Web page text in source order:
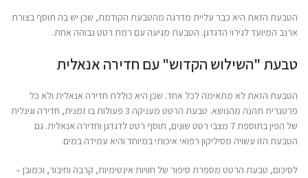
הטבעת הזאת היא כבר עליית מדרגה מהטבעת הקודמת, שכן יש בה תוסף בצורת
ארנב המיועד לגירוי הדגדגן. הטבעת מגיעה עם רמת רטט גבוהה אחת.
טבעת "השילוש הקדוש" עם חדירה אנאלית
הטבעת הזאת לא מתאימה לכל אחד. שכן היא כוללת חדירה אנאלית ולא כל
פרטנרית תהנה מהנושא. טבעת הרטט מעניקה 3 פעולות בו זמנית, חדירה וגינלית
של הפין בתוספת 7 מצבי רטט שונים, תוסף רטט לדגדגן וחדירה אנאלית. גם
הטבעת הזו עשויה מסיליקון רפואי איכותי במיוחד והיא עמידה במים.
לסיכום, טבעת הרטט מספרת סיפור של חוויות אינטימיות, קרבה וחיבור, וכמובן –